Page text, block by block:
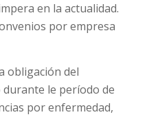
en la actualidad.
por empresa
obligación del
le período de
por enfermedad,